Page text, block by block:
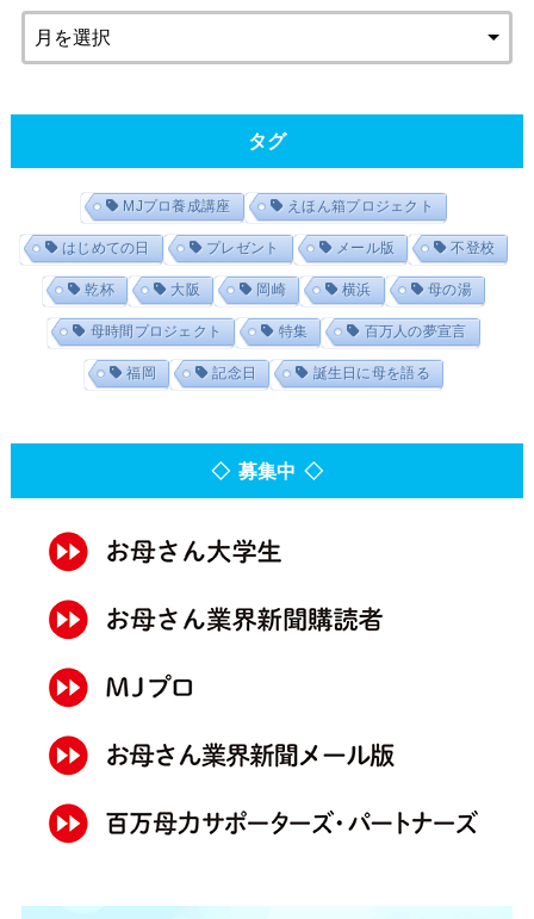
タグ
MJプロ養成講座 えほん箱プロジェクト
はじめての日 プレゼント メール版 不登校
乾杯 大阪 岡崎 横浜 母の湯
母時間プロジェクト 特集 百万人の夢宣言
福岡 記念日 誕生日に母を語る
◇ 募集中 ◇